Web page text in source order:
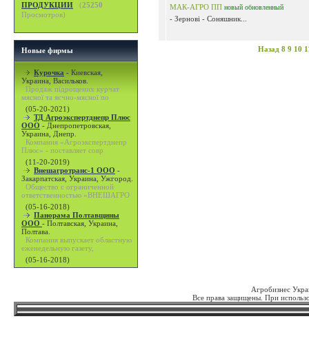
ПРОДУКЦИИ
(25250
Просмотров)
Новые фирмы
Курочка - Киевская,
Украина, Васильков.
Продаж підрощених курчат
мясної та яєчно-мясної по
(05-20-2021)
ТД Агроэкспертднепр Плюс
ООО - Днепропетровская,
Украина, Днепр.
Компания «Агроэкспертднепр
Плюс» - поставляет совр
(11-20-2019)
Внешагротранс-1 ООО -
Закарпатская, Украина, Ужгород.
Общество с ограниченной
ответственностью «ВНЕШАГРО
(05-16-2018)
Панорама Полтавщины
ООО - Полтавская, Украина,
Полтава.
Компания выпускает областную
еженедельную газету,
(05-16-2018)
МАК-АГРО ПП новый обновленный
- Зернові - Соняшник...
Назад 8 9 10
Агробизнес
Все права защищены. При